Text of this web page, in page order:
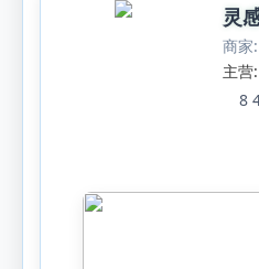
灵
商家:
主营:
8